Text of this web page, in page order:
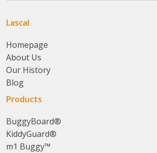
Lascal
Homepage
About Us
Our History
Blog
Products
BuggyBoard®
KiddyGuard®
m1 Buggy™